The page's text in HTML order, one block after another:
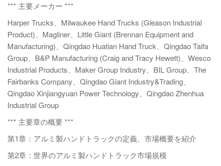
*** 主要メーカー ***
Harper Trucks、Milwaukee Hand Trucks (Gleason Industrial
Product)、Magliner、Little Giant (Brennan Equipment and
Manufacturing)、Qingdao Huatian Hand Truck、Qingdao Taifa
Group、B&P Manufacturing (Craig and Tracy Hewett)、Wesco
Industrial Products、Maker Group Industry、BIL Group、The
Fairbanks Company、Qingdao Giant Industry&Trading、
Qingdao Xinjiangyuan Power Technology、Qingdao Zhenhua
Industrial Group
*** 主要章の概要 ***
第1章：アルミ製ハンドトラックの定義、市場概要を紹介
第2章：世界のアルミ製ハンドトラック市場規模